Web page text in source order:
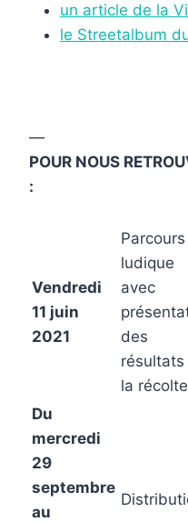
un article de la
le Streetalbum
—
POUR NOUS
:
Vendredi
11 juin
2021
Parcours
ludique
avec
des
résultats
la récolte
Du
mercredi
29
septembre
au